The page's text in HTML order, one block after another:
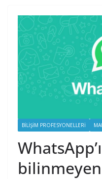
BILIŞIM PROFESYONELLERI